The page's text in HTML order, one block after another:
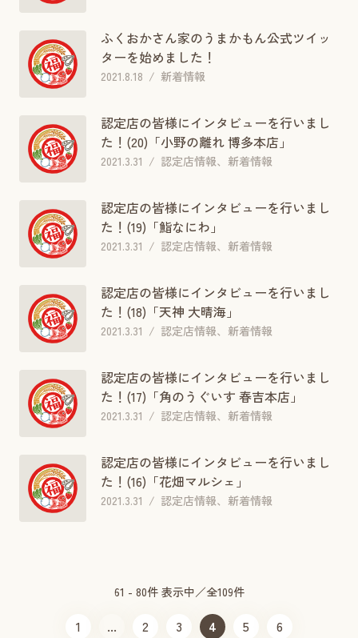
ふくおかさん家のうまかもん公式ツイッ
ターを始めました！
2021.8.18 新着情報
認定店の皆様にインタビューを行いまし
た！(20)「小野の離れ 博多本店」
2021.3.31 認定店情報、新着情報
認定店の皆様にインタビューを行いまし
た！(19)「鮨なにわ」
2021.3.31 認定店情報、新着情報
認定店の皆様にインタビューを行いまし
た！(18)「天神 大晴海」
2021.3.31 認定店情報、新着情報
認定店の皆様にインタビューを行いまし
た！(17)「角のうぐいす 春吉本店」
2021.3.31 認定店情報、新着情報
認定店の皆様にインタビューを行いまし
た！(16)「花畑マルシェ」
2021.3.31 認定店情報、新着情報
61 - 80件 表示中／全109件
1 ... 2 3 4 5 6